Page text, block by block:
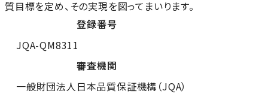
質目標を定め、その実現を図ってまいります。
登録番号
JQA-QM8311
審査機関
一般財団法人日本品質保証機構（JQA）